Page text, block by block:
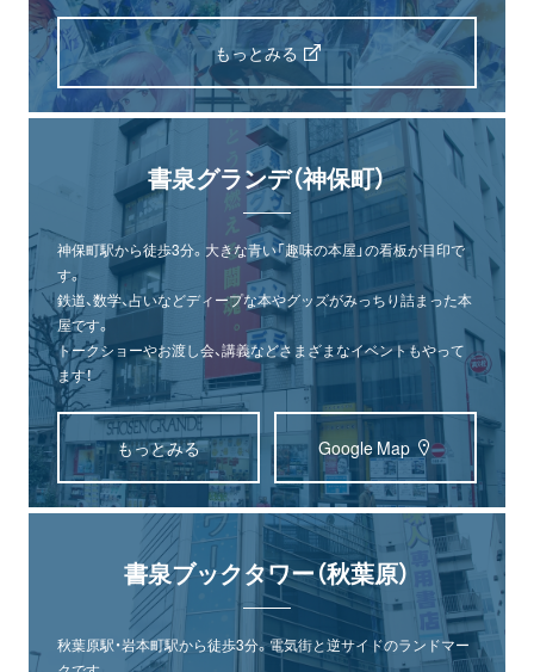
もっとみる
書泉グランデ（神保町）
神保町駅から徒歩3分。大きな青い「趣味の本屋」の看板が目印で
す。
鉄道、数学、占いなどディープな本やグッズがみっちり詰まった本
屋です。
トークショーやお渡し会、講義などさまざまなイベントもやって
ます！
もっとみる Google Map
書泉ブックタワー（秋葉原）
秋葉原駅・岩本町駅から徒歩3分。電気街と逆サイドのランドマー